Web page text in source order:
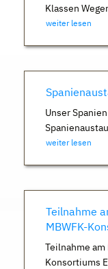
Klassen
weiter lesen
Unser
weiter lesen
Teilnahme
MBWFK-
Teilnahme
Konsortiums